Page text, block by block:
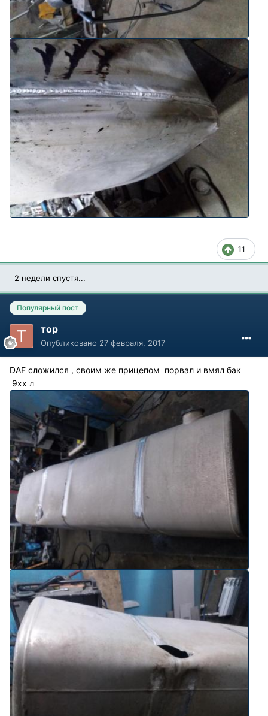
11
2 недели спустя...
Популярный пост
тор
Опубликовано 27 февраля, 2017
DAF сложился , своим же прицепом порвал и вмял бак
9xx л